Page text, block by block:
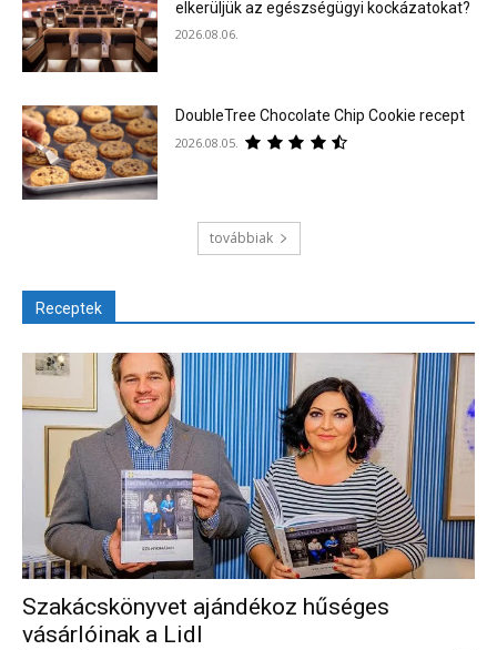
elkerüljük az egészségügyi kockázatokat?
2026.08.06.
DoubleTree Chocolate Chip Cookie recept
2026.08.05.
továbbiak
Receptek
Szakácskönyvet ajándékoz hűséges
vásárlóinak a Lidl